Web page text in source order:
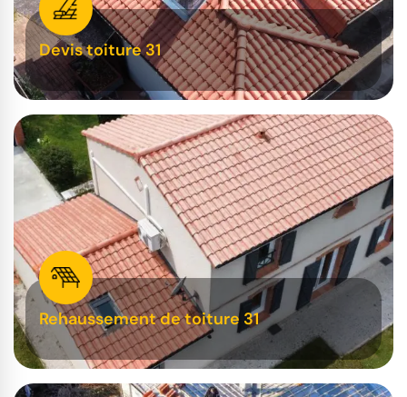
Devis toiture 31
Rehaussement de toiture 31